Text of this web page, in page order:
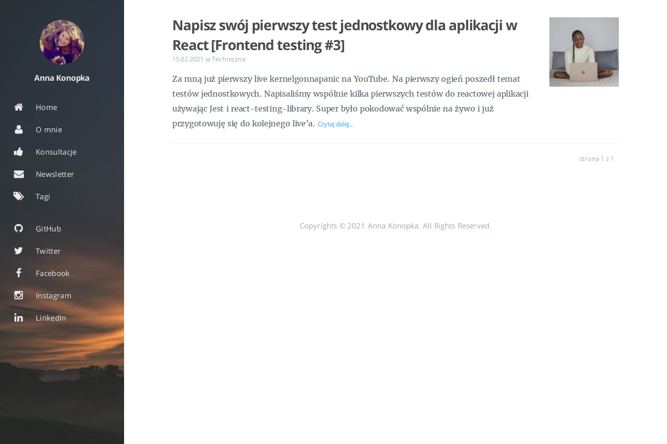
Anna Konopka
Home
O mnie
Konsultacje
Newsletter
Tagi
GitHub
Twitter
Facebook
Instagram
LinkedIn
Napisz swój pierwszy test jednostkowy dla aplikacji w
React [Frontend testing #3]
15.02.2021 wTechniczne
Za mną już pierwszy live kernelgonnapanic na YouTube. Na pierwszy ogień poszedł temat
testów jednostkowych. Napisaliśmy wspólnie kilka pierwszych testów do reactowej aplikacji
używając Jest i react-testing-library. Super było pokodować wspólnie na żywo i już
przygotowuję się do kolejnego live’a. Czytaj dalej...
strona 1 z 1
Copyrights © 2021 Anna Konopka. All Rights Reserved.